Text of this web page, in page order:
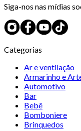
Siga-nos nas mídias
Categorias
Ar e ventilação
Armarinho e
Automotivo
Bar
Bebê
Bomboniere
Brinquedos